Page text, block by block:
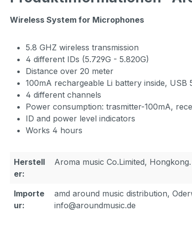
Wireless System for Microphones
5.8 GHZ wireless transmission
4 different IDs (5.729G - 5.820G)
Distance over 20 meter
100mA rechargeable Li battery inside, USB
4 different channels
Power consumption: trasmitter-100mA,
ID and power level indicators
Works 4 hours
Herstell
er:
Aroma music Co.Limited,
Importe
ur:
amd around music distribution,
info@aroundmusic.de